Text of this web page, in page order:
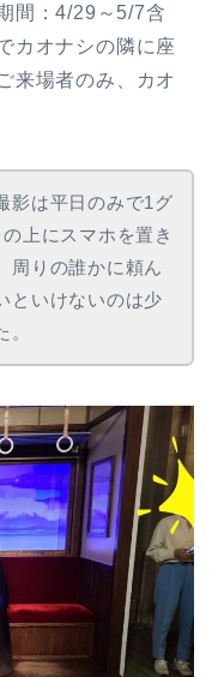
間：4/29～5/7含
カオナシの隣に座
来場者のみ、カオ
影は平日のみで1グ
上にスマホを置き
周りの誰かに頼ん
といけないのは少